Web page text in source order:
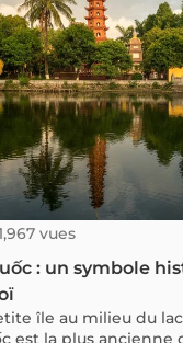
vues
: un symbole
île au milieu du lac
est la plus ancienne